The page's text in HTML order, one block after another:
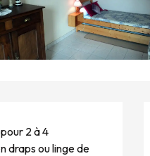
2 à 4
draps ou linge de